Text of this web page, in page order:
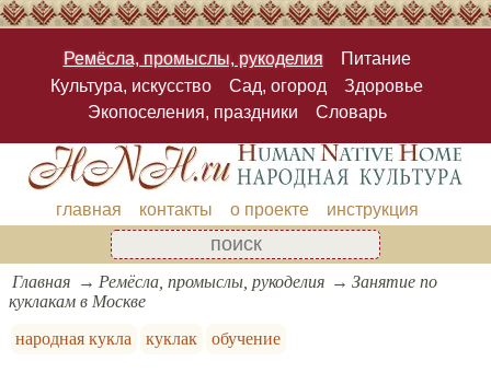
Ремёсла, промыслы, рукоделия
Питание
Культура, искусство
Сад, огород
Здоровье
Экопоселения, праздники
Словарь
главная контакты о проекте инструкция
Главная Ремёсла, промыслы, рукоделия
Занятие по
куклакам в Москве
народная кукла
куклак обучение